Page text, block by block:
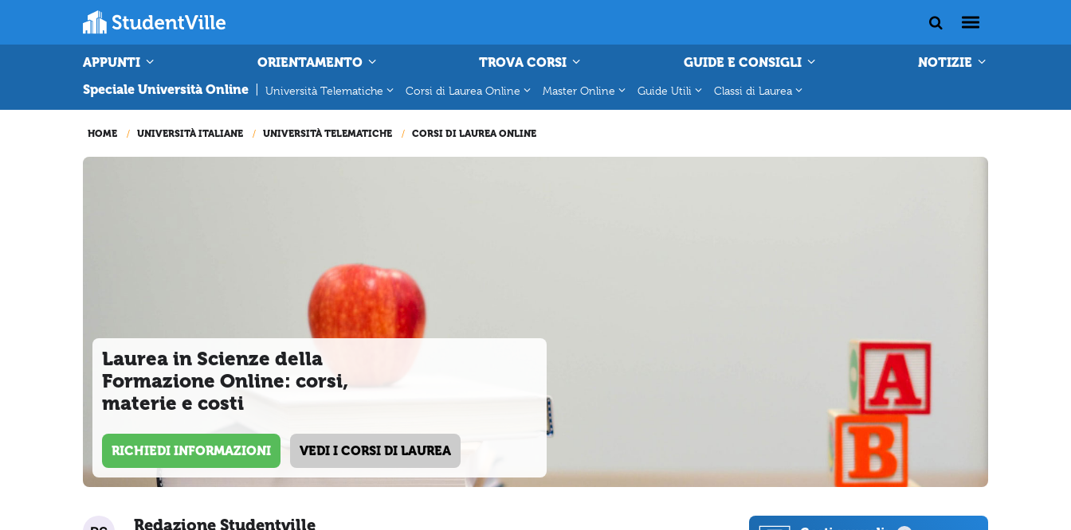
APPUNTI ORIENTAMENTO TROVA CORSI GUIDE E CONSIGLI
NOTIZIE
Speciale Università Online
Università Telematiche Corsi di Laurea Online Master Online Guide Utili Classi di Laurea
HOME UNIVERSITÀ ITALIANE UNIVERSITÀ TELEMATICHE CORSI DI LAUREA ONLINE
Laurea in Scienze della
Formazione Online: corsi,
materie e costi
RICHIEDI INFORMAZIONI VEDI I CORSI DI LAUREA
Redazione Studentville